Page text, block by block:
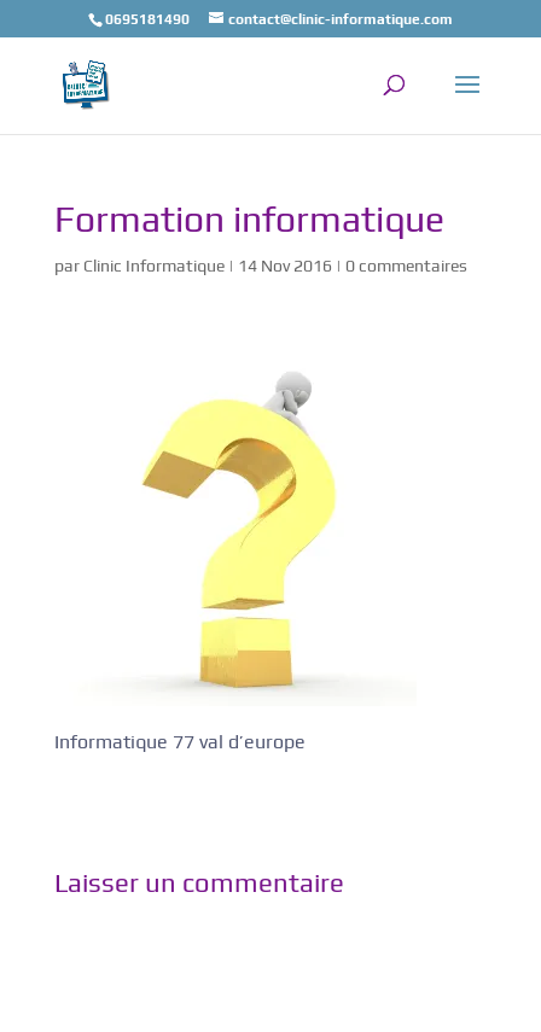
0695181490 contact@clinic-informatique.com
Formation informatique
par Clinic Informatique| 14 Nov 2016 | 0 commentaires
Informatique 77 val d’europe
Laisser un commentaire